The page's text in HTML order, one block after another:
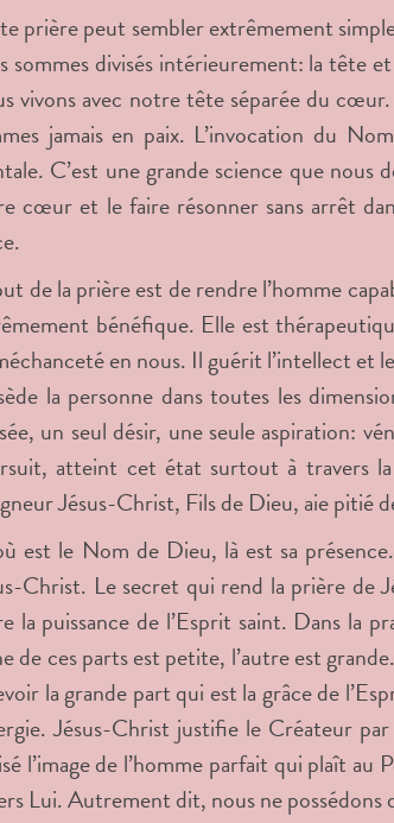
prière peut sembler extrêmement
sommes divisés intérieurement: la tête
vivons avec notre tête séparée du
jamais en paix. L’invocation du
C’est une grande science que
cœur et le faire résonner sans arrêt
de la prière est de rendre l’homme
bénéfique. Elle est
en nous. Il guérit l’intellect et
la personne dans toutes les
un seul désir, une seule aspiration:
atteint cet état surtout à travers
Jésus-Christ, Fils de Dieu, aie pitié
est le Nom de Dieu, là est sa
Christ. Le secret qui rend la prière de
la puissance de l’Esprit saint. Dans la
de ces parts est petite, l’autre est
la grande part qui est la grâce de
Jésus-Christ justifie le Créateur
l’image de l’homme parfait qui plaît
Lui. Autrement dit, nous ne possédons